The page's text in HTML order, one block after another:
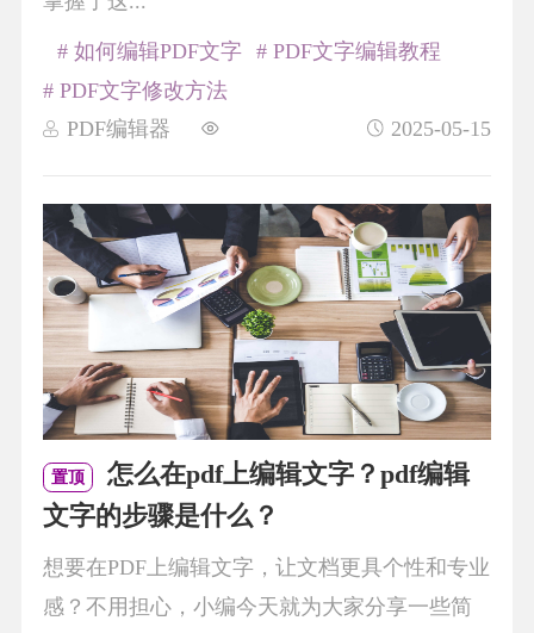
PDF编辑器 2025-05-15
# 如何编辑PDF文字
# PDF文字编辑教程
# PDF文字修改方法
置顶
怎么在pdf上编辑文字？pdf编辑
文字的步骤是什么？
想要在PDF上编辑文字，让文档更具个性和专业
感？不用担心，小编今天就为大家分享一些简